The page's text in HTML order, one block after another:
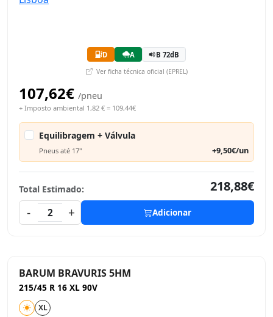
D A B 72dB
Ver ficha técnica oficial (EPREL)
107,62€ /pneu
+ Imposto ambiental 1,82 € = 109,44€
Equilibragem + Válvula
Pneus até 17" +9,50€/un
Total Estimado:
218,88€
-
2 + Adicionar
BARUM BRAVURIS 5HM
215/45 R 16 XL 90V
XL